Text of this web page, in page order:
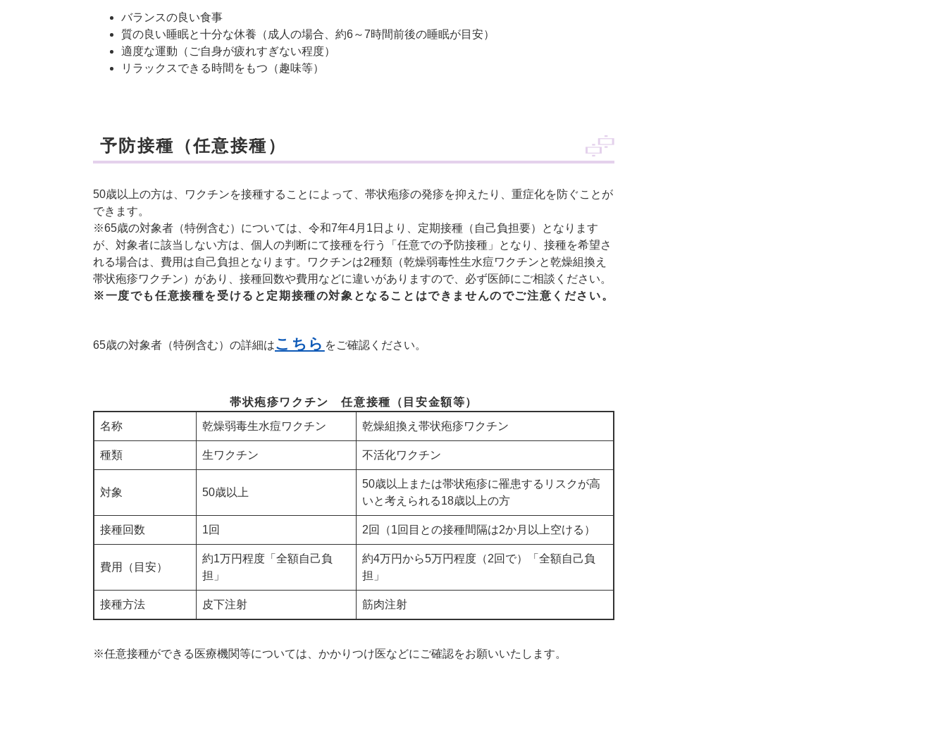
バランスの良い食事
質の良い睡眠と十分な休養（成人の場合、約6～7時間前後の睡眠が目安）
適度な運動（ご自身が疲れすぎない程度）
リラックスできる時間をもつ（趣味等）
予防接種（任意接種）
50歳以上の方は、ワクチンを接種することによって、帯状疱疹の発疹を抑えたり、重症化を防ぐことが
できます。
※65歳の対象者（特例含む）については、令和7年4月1日より、定期接種（自己負担要）となります
が、対象者に該当しない方は、個人の判断にて接種を行う「任意での予防接種」となり、接種を希望さ
れる場合は、費用は自己負担となります。ワクチンは2種類（乾燥弱毒性生水痘ワクチンと乾燥組換え
帯状疱疹ワクチン）があり、接種回数や費用などに違いがありますので、必ず医師にご相談ください。
※一度でも任意接種を受けると定期接種の対象となることはできませんのでご注意ください。
65歳の対象者（特例含む）の詳細はこちら をご確認ください。
帯状疱疹ワクチン 任意接種（目安金額等）
名称
乾燥弱毒生水痘ワクチン 乾燥組換え帯状疱疹ワクチン
種類 生ワクチン 不活化ワクチン
対象 50歳以上
50歳以上または帯状疱疹に罹患するリスクが高
いと考えられる18歳以上の方
接種回数 1回 2回（1回目との接種間隔は2か月以上空ける）
費用（目安）
約1万円程度「全額自己負
担」
約4万円から5万円程度（2回で）「全額自己負
担」
接種方法 皮下注射 筋肉注射
※任意接種ができる医療機関等については、かかりつけ医などにご確認をお願いいたします。